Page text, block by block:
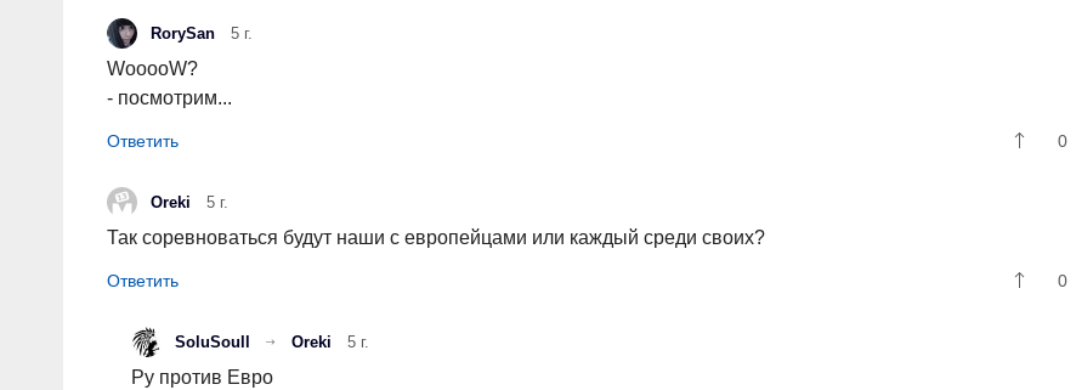
RorySan 5 г.
WooooW?
- посмотрим...
0
Oreki 5 г.
Так соревноваться будут наши с европейцами или каждый среди своих?
0
SoluSoull Oreki 5 г.
Ру против Евро